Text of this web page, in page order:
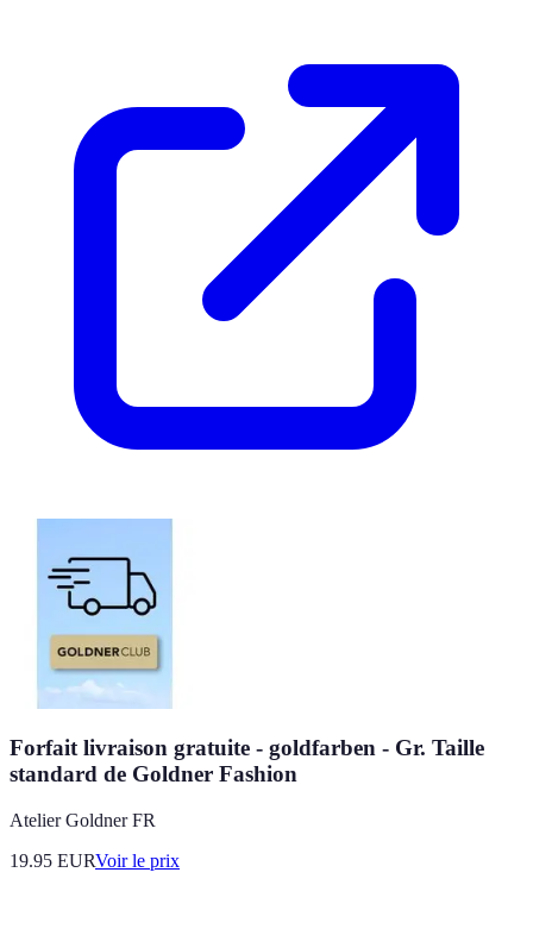
Forfait livraison gratuite - goldfarben - Gr. Taille
standard de Goldner Fashion
Atelier Goldner FR
19.95 EURVoir le prix